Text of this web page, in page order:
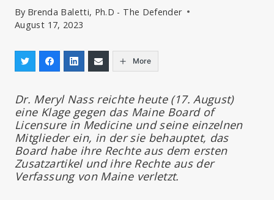
By Brenda Baletti, Ph.D - The Defender
August 17, 2023
More
Dr. Meryl Nass reichte heute (17. August)
eine Klage gegen das Maine Board of
Licensure in Medicine und seine einzelnen
Mitglieder ein, in der sie behauptet, das
Board habe ihre Rechte aus dem ersten
Zusatzartikel und ihre Rechte aus der
Verfassung von Maine verletzt.